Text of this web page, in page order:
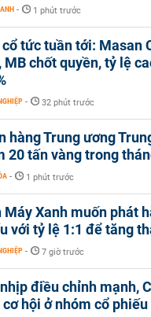
- 1 phút trước
tức tuần tới: Masan
MB chốt quyền, tỷ lệ
- 32 phút trước
hàng Trung ương
20 tấn vàng trong
- 1 phút trước
Xanh muốn phát
với tỷ lệ 1:1 để tăng
- 7 giờ trước
điều chỉnh mạnh,
hội ở nhóm cổ phiếu